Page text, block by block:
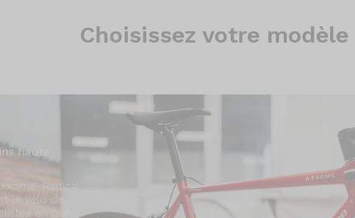
Choisissez votre modèle
haute
Radical
le vélo de
en quête